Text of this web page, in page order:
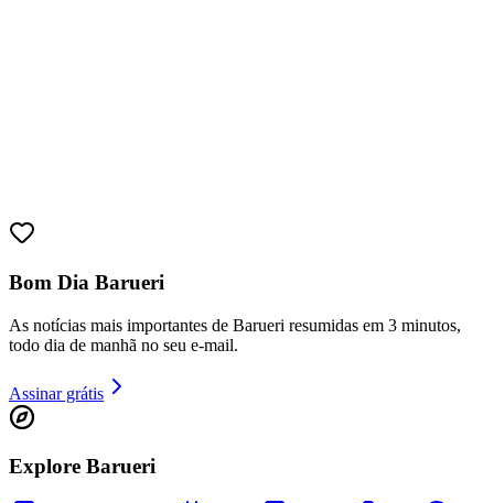
Bom Dia Barueri
As notícias mais importantes de Barueri resumidas em 3 minutos,
todo dia de manhã no seu e-mail.
Assinar grátis
Explore Barueri